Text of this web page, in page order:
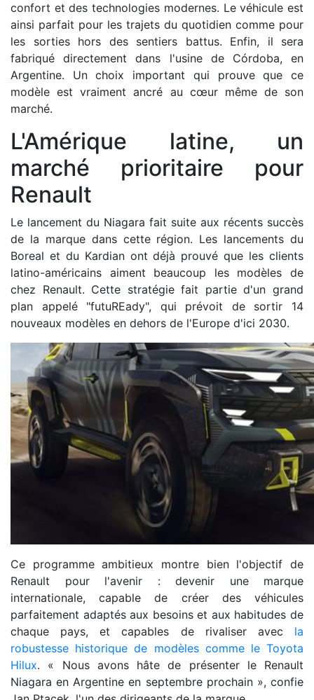
confort et des technologies modernes. Le véhicule est
ainsi parfait pour les trajets du quotidien comme pour
les sorties hors des sentiers battus. Enfin, il sera
fabriqué directement dans l'usine de Córdoba, en
Argentine. Un choix important qui prouve que ce
modèle est vraiment ancré au cœur même de son
marché.
L'Amérique latine, un
marché prioritaire pour
Renault
Le lancement du Niagara fait suite aux récents succès
de la marque dans cette région. Les lancements du
Boreal et du Kardian ont déjà prouvé que les clients
latino-américains aiment beaucoup les modèles de
chez Renault. Cette stratégie fait partie d'un grand
plan appelé "futuREady", qui prévoit de sortir 14
nouveaux modèles en dehors de l'Europe d'ici 2030.
Ce programme ambitieux montre bien l'objectif de
Renault pour l'avenir : devenir une marque
internationale, capable de créer des véhicules
parfaitement adaptés aux besoins et aux habitudes de
chaque pays, et capables de rivaliser avec la
robustesse historique de modèles comme le Toyota
Hilux. « Nous avons hâte de présenter le Renault
Niagara en Argentine en septembre prochain », confie